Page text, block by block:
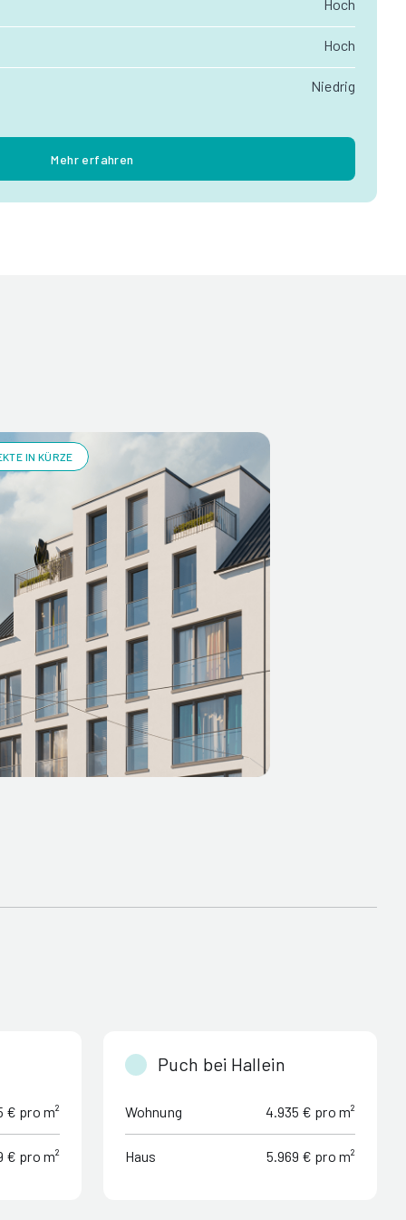
Hoch
Hoch
Niedrig
Mehr erfahren
IN KÜRZE
€ pro m²
€ pro m²
Puch bei Hallein
Wohnung 4.935 € pro m²
Haus 5.969 € pro m²